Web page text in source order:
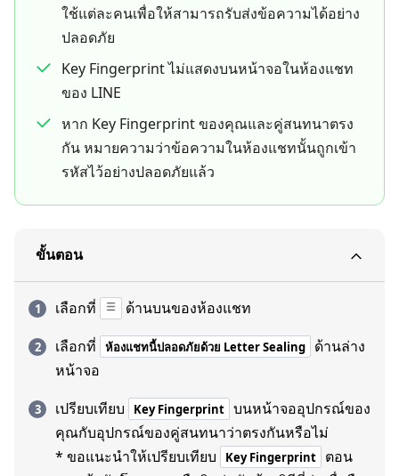
ใช้แต่ละคนเพื่อให้สามารถรับส่งข้อความได้อย่าง
ปลอดภัย
Key Fingerprint ไม่แสดงบนหน้าจอในห้องแชท
ของ LINE
หาก Key Fingerprint ของคุณและคู่สนทนาตรง
กัน หมายความว่าข้อความในห้องแชทนั้นถูกเข้า
รหัสไว้อย่างปลอดภัยแล้ว
ขั้นตอน
เลือกที่
ด้านบนของห้องแชท
เลือกที่
ห้องแชทนี้ปลอดภัยด้วย Letter Sealing
ด้านล่าง
หน้าจอ
เปรียบเทียบ
Key Fingerprint บนหน้าจออุปกรณ์ของ
คุณกับอุปกรณ์ของคู่สนทนาว่าตรงกันหรือไม่
* ขอแนะนำให้เปรียบเทียบ
Key Fingerprint
ตอน